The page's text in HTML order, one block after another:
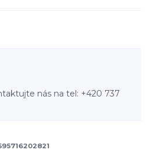
nás na tel: +420 737